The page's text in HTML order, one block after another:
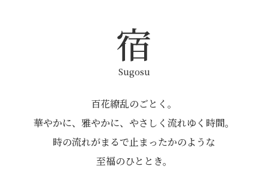
宿
Sugosu
百花繚乱のごとく。
華やかに、雅やかに、やさしく流れゆく時間。
時の流れがまるで止まったかのような
至福のひととき。